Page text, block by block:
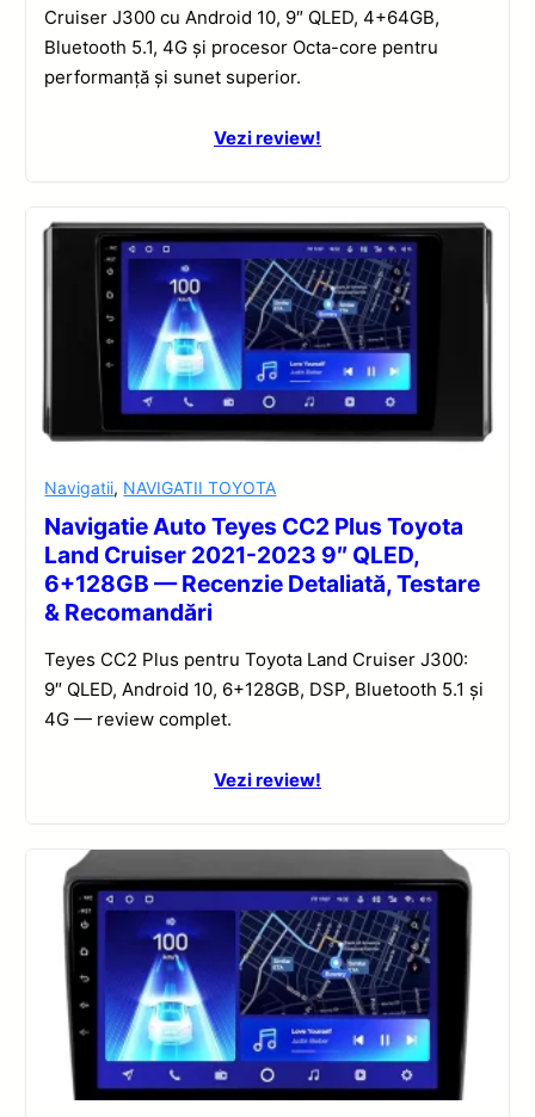
Cruiser J300 cu Android 10, 9″ QLED, 4+64GB,
Bluetooth 5.1, 4G și procesor Octa-core pentru
performanță și sunet superior.
Vezi review!
Navigatii, NAVIGATII TOYOTA
Navigatie Auto Teyes CC2 Plus Toyota
Land Cruiser 2021-2023 9″ QLED,
6+128GB — Recenzie Detaliată, Testare
& Recomandări
Teyes CC2 Plus pentru Toyota Land Cruiser J300:
9″ QLED, Android 10, 6+128GB, DSP, Bluetooth 5.1 și
4G — review complet.
Vezi review!